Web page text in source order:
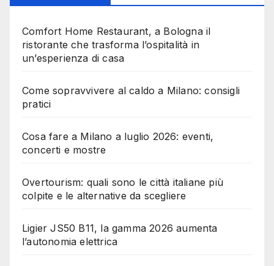
Comfort Home Restaurant, a Bologna il
ristorante che trasforma l’ospitalità in
un’esperienza di casa
Come sopravvivere al caldo a Milano: consigli
pratici
Cosa fare a Milano a luglio 2026: eventi,
concerti e mostre
Overtourism: quali sono le città italiane più
colpite e le alternative da scegliere
Ligier JS50 B11, la gamma 2026 aumenta
l’autonomia elettrica